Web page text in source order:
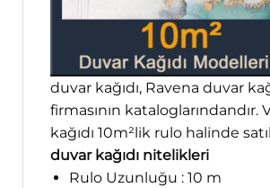
duvar kağıdı, Ravena duvar
firmasının kataloglarındandır.
kağıdı 10m²lik rulo halinde
duvar kağıdı nitelikleri
Rulo Uzunluğu : 10 m